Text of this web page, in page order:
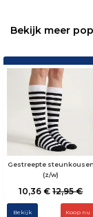
Bekijk meer
Gestreepte steunkousen
(z/w)
10,36 €12,95 €
Bekijk Koop nu